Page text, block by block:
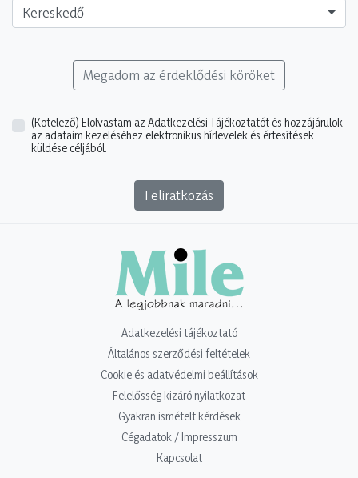
Kereskedő
Megadom az érdeklődési köröket
(Kötelező) Elolvastam az Adatkezelési Tájékoztatót és hozzájárulok
az adataim kezeléséhez elektronikus hírlevelek és értesítések
küldése céljából.
Feliratkozás
Adatkezelési tájékoztató
Általános szerződési feltételek
Cookie és adatvédelmi beállítások
Felelősség kizáró nyilatkozat
Gyakran ismételt kérdések
Cégadatok / Impresszum
Kapcsolat